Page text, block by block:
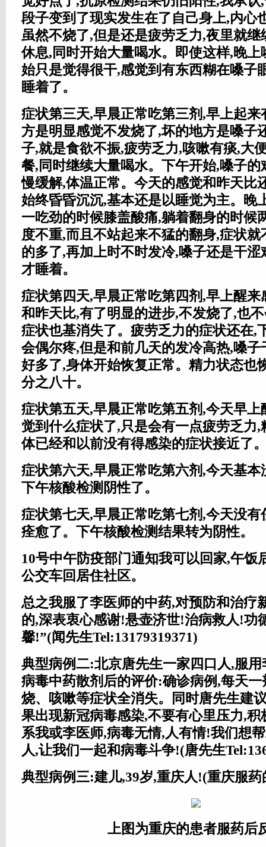
段子变到了现实发生在了自己身上,内心
虽然不烧了,但是还是疲劳乏力,夜里就
休息,同时开始大量喝水。即使这样,晚上
始只是觉得很干,感觉到有东西糊在嗓子
睡着了。
症状第三天,早晨正常吃第三剂,早上起来
方是明显感觉不发烧了,坏的地方是嗓子
子,就是食欲不振,疲劳乏力,咳嗽有痰,大
餐,同时继续大量喝水。下午开始,嗓子的
慢缓解,体温正常。今天的感觉和昨天比
始终昏昏沉沉,基本还是以睡觉为主。晚
一吃劲的时候膝盖酸痛,躺着翻身的时候
度不重,而且不站起来不猛的翻身,症状
的多了,再加上时不时发冷,嗓子还是干
才睡着。
症状第四天,早晨正常吃第四剂,早上醒
和昨天比,有了明显的进步,不发烧了,也
症状也基消失了。疲劳乏力的症状还在,
会偶尔疼,但是和前几天的发冷高热,嗓子
好多了,身体开始恢复正常。精力状态也
分之八十。
症状第五天,早晨正常吃第五剂,今天早
觉到什么症状了,只是会有一点疲劳乏力,
体已经和以前没有得感染的症状接近了
症状第六天,早晨正常吃第六剂,今天基本
下午核酸检测阴性了。
症状第七天,早晨正常吃第七剂,今天没有
痊愈了。下午核酸检测结果转为阴性。
10号中午防疫部门通知我可以回家,午饭
公交车回居住社区。
总之我服了李医师的中药,对预防和治疗
的,深表衷心感谢!悬壶济世!治病救人!功
馨!”(闻先生Tel:13179319371)
典型病例二:北京唐先生一家四口人,服
病毒中药散剂后的评价:确诊病例,每天
烧、咳嗽等症状全消失。同时唐先生建
果出现新冠病毒感染,不要有心里压力,
系我或李医师,病毒无情,人有情!我们想
人,让我们一起和病毒斗争!(唐先生
典型病例三:建儿,39岁,重庆人!(重庆服
上图为重庆的患者服药后